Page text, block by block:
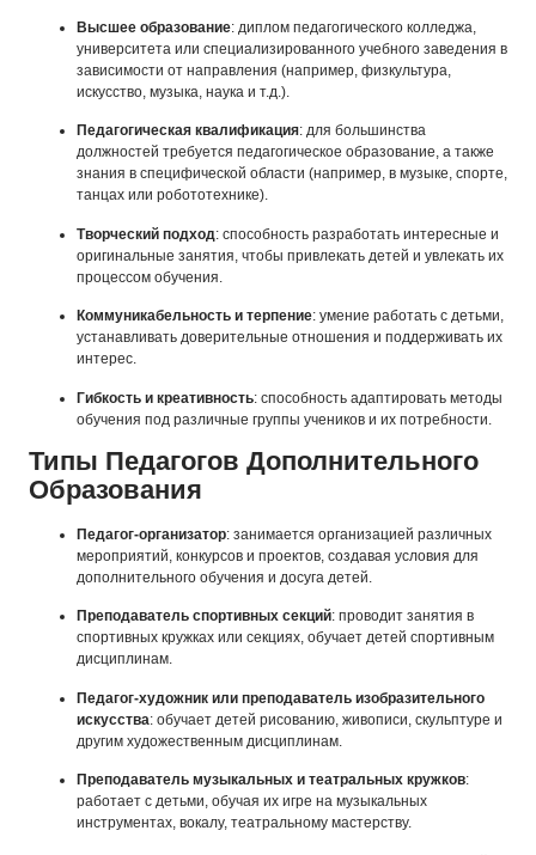
Высшее образование: диплом педагогического колледжа,
университета или специализированного учебного заведения в
зависимости от направления (например, физкультура,
искусство, музыка, наука и т.д.).
Педагогическая квалификация: для большинства
должностей требуется педагогическое образование, а также
знания в специфической области (например, в музыке, спорте,
танцах или робототехнике).
Творческий подход: способность разработать интересные и
оригинальные занятия, чтобы привлекать детей и увлекать их
процессом обучения.
Коммуникабельность и терпение: умение работать с детьми,
устанавливать доверительные отношения и поддерживать их
интерес.
Гибкость и креативность: способность адаптировать методы
обучения под различные группы учеников и их потребности.
Типы Педагогов Дополнительного
Образования
Педагог-организатор: занимается организацией различных
мероприятий, конкурсов и проектов, создавая условия для
дополнительного обучения и досуга детей.
Преподаватель спортивных секций: проводит занятия в
спортивных кружках или секциях, обучает детей спортивным
дисциплинам.
Педагог-художник или преподаватель изобразительного
искусства: обучает детей рисованию, живописи, скульптуре и
другим художественным дисциплинам.
Преподаватель музыкальных и театральных кружков:
работает с детьми, обучая их игре на музыкальных
инструментах, вокалу, театральному мастерству.